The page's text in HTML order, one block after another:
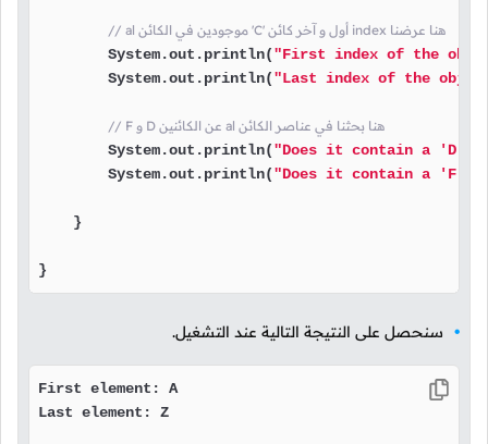
// al موجودين في الكائن 'C' أول و آخر كائن index هنا عرضنا
        System.out.println(
"First index of the
        System.out.println(
"Last index of the
// F و D عن الكائنين al هنا بحثنا في عناصر الكائن
        System.out.println(
"Does it contain a 'D'
        System.out.println(
"Does it contain a 'F'
    }
}
سنحصل على النتيجة التالية عند التشغيل.
First element: A
Last element: Z